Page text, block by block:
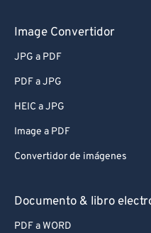
Image Convertidor
JPG a PDF
PDF a JPG
HEIC a JPG
Image a PDF
Convertidor de imágenes
Documento & libro
PDF a WORD